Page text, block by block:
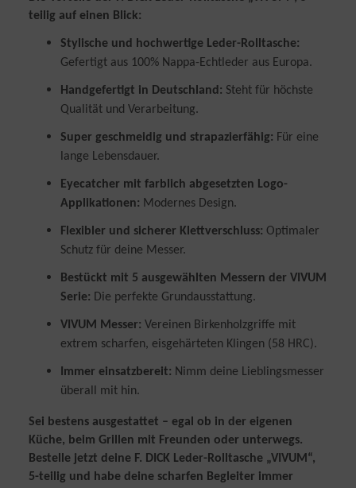
teilig auf einen Blick:
Stylische und hochwertige Leder-Rolltasche:
Gefertigt aus 100% Nappa-Echtleder aus Europa.
Handgefertigt in Deutschland: Steht für höchste
Qualität und Verarbeitung.
Super geschmeidig und strapazierfähig: Für eine
lange Lebensdauer.
Eyecatcher mit farblich abgesetzten Logo-
Applikationen: Modernes Design.
Flexibler und sicherer Klettverschluss: Optimaler
Schutz für deine Messer.
Bestückt mit 5 ausgewählten Messern der VIVUM
Serie: Die perfekte Grundausstattung.
VIVUM Messer: Vereinen Birkenholzgriffe mit
extrem scharfen, eisgehärteten Klingen (58 HRC).
Immer einsatzbereit: Nimm deine Lieblingsmesser
überall mit hin.
Sei bestens ausgestattet – egal ob in der eigenen
Küche, beim Grillen mit Freunden oder unterwegs.
Bestelle jetzt deine F. DICK Leder-Rolltasche „VIVUM“,
5-teilig und habe deine scharfen Begleiter immer
Entwicklung und Verbesserung der Angebote
Besondere Features:
Verwendung genauer Standortdaten
Endgeräteeigenschaften zur Identifikation aktiv abfragen